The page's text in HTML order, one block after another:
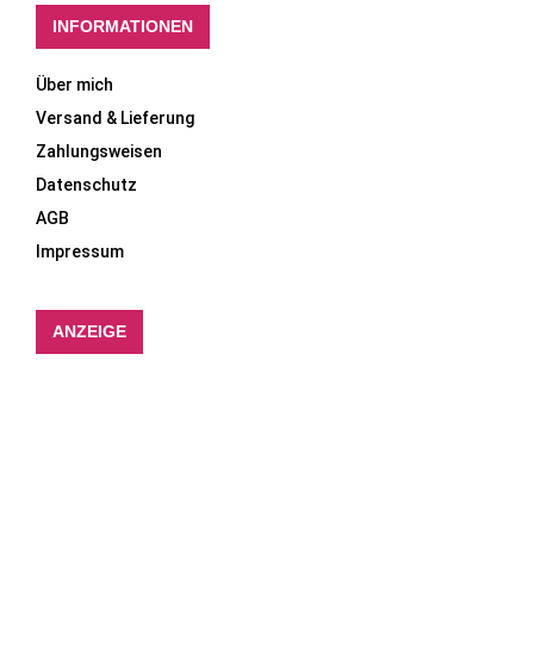
INFORMATIONEN
Über mich
Versand & Lieferung
Zahlungsweisen
Datenschutz
AGB
Impressum
ANZEIGE